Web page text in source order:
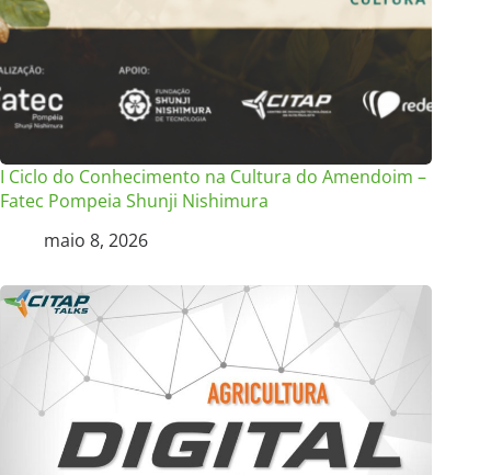
I Ciclo do Conhecimento na Cultura do Amendoim –
Fatec Pompeia Shunji Nishimura
maio 8, 2026